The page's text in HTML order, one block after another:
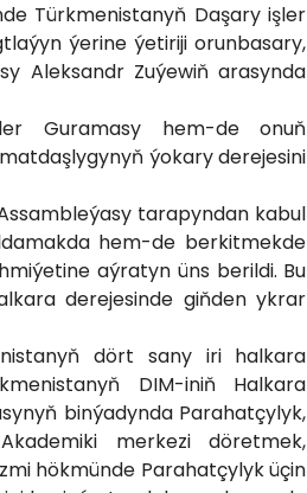
Türkmenistanyň Daşary işler
ýerine ýetiriji orunbasary,
Aleksandr Zuýewiň arasynda
Guramasy hem-de onuň
ýokary derejesini
tarapyndan kabul
hem-de berkitmekde
aýratyn üns berildi. Bu
derejesinde giňden ykrar
dört sany iri halkara
DIM-iniň Halkara
binýadynda Parahatçylyk,
merkezi döretmek,
hökmünde Parahatçylyk üçin